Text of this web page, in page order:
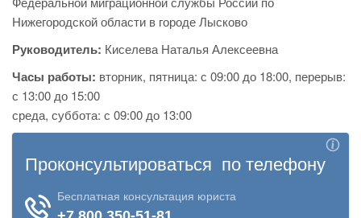
Нижегородской области в городе Лысково
Руководитель: Киселева Наталья Алексеевна
Часы работы: вторник, пятница: с 09:00 до 18:00, перерыв:
с 13:00 до 15:00
среда, суббота: с 09:00 до 13:00